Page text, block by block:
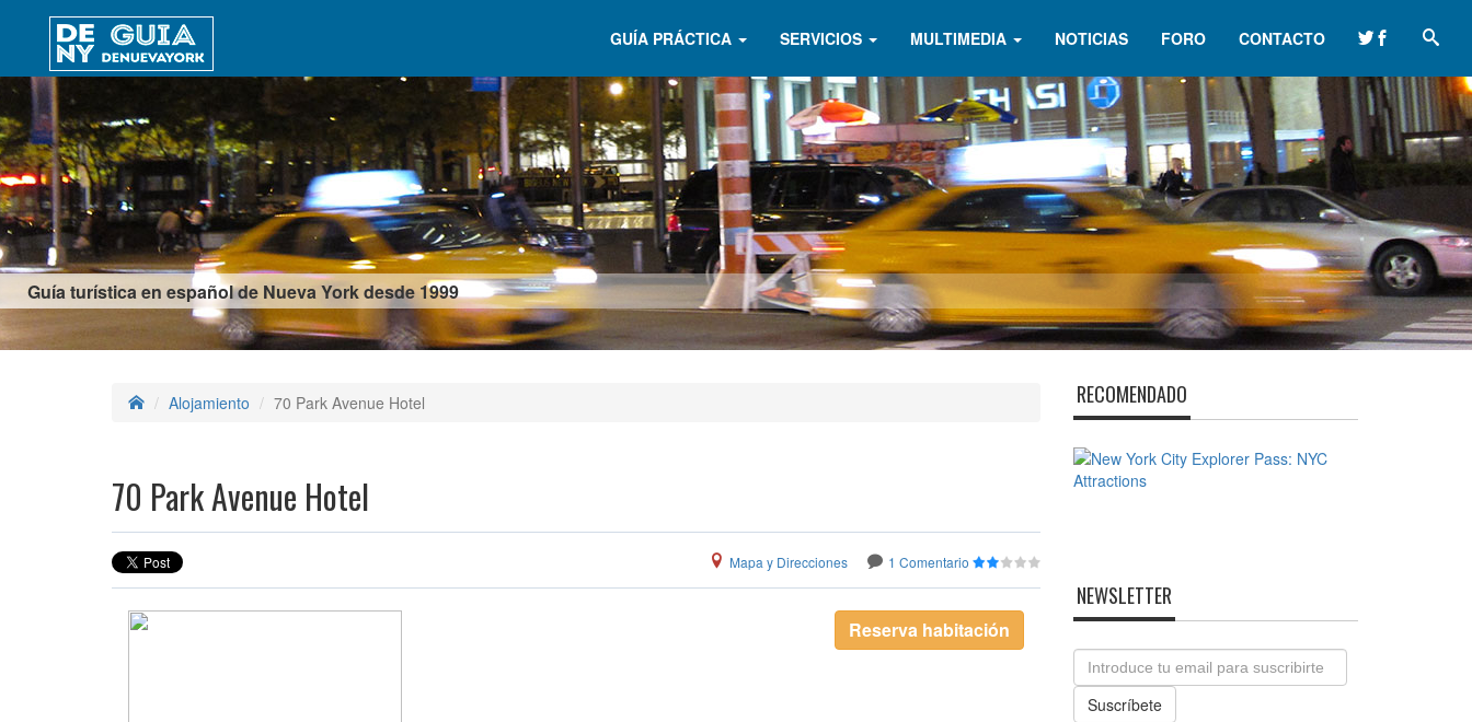
Guía turística en español de Nueva York desde 1999
GUÍA PRÁCTICA SERVICIOS MULTIMEDIA NOTICIAS FORO CONTACTO
Alojamiento 70 Park Avenue Hotel
70 Park Avenue Hotel
1 Comentario
Mapa y Direcciones
Reserva habitación
RECOMENDADO
NEWSLETTER
Email
Suscríbete